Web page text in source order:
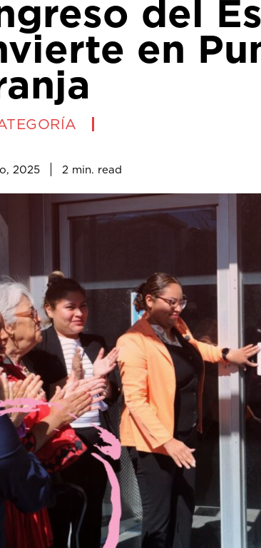
del
en
2025 2 min. read